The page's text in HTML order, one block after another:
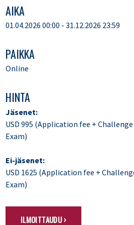
AIKA
01.04.2026 00:00 - 31.12.2026 23:59
PAIKKA
Online
HINTA
Jäsenet:
USD 995 (Application fee + Challenge
Exam)
Ei-jäsenet:
USD 1625 (Application fee +
Exam)
ILMOITTAUDU ›